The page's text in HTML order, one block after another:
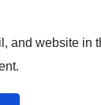
and website in